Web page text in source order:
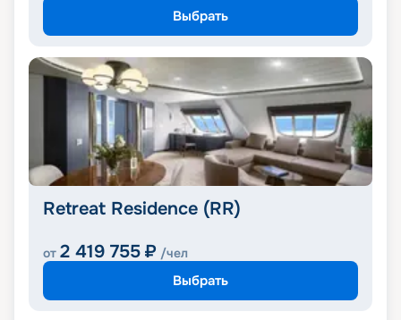
Выбрать
Retreat Residence (RR)
от 2 419 755 ₽ /чел
Выбрать